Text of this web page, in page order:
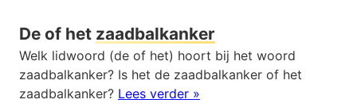
De of het zaadbalkanker
Welk lidwoord (de of het) hoort bij het woord
zaadbalkanker? Is het de zaadbalkanker of het
zaadbalkanker? Lees verder »